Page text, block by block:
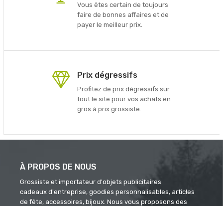
Vous êtes certain de toujours
faire de bonnes affaires et de
payer le meilleur prix.
Prix dégressifs
Profitez de prix dégressifs sur
tout le site pour vos achats en
gros à prix grossiste.
À PROPOS DE NOUS
Grossiste et importateur d'objets publicitaires
cadeaux d'entreprise, goodies personnalisables, articles
de fête, accessoires, bijoux. Nous vous proposons des